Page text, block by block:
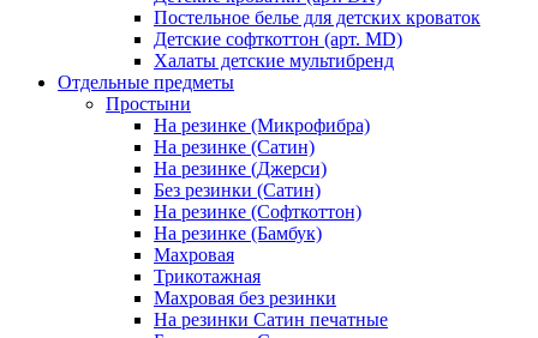
Постельное белье для детских кроваток
Детские софткоттон (арт. MD)
Халаты детские мультибренд
Отдельные предметы
Простыни
На резинке (Микрофибра)
На резинке (Сатин)
На резинке (Джерси)
Без резинки (Сатин)
На резинке (Софткоттон)
На резинке (Бамбук)
Махровая
Трикотажная
Махровая без резинки
На резинки Сатин печатные